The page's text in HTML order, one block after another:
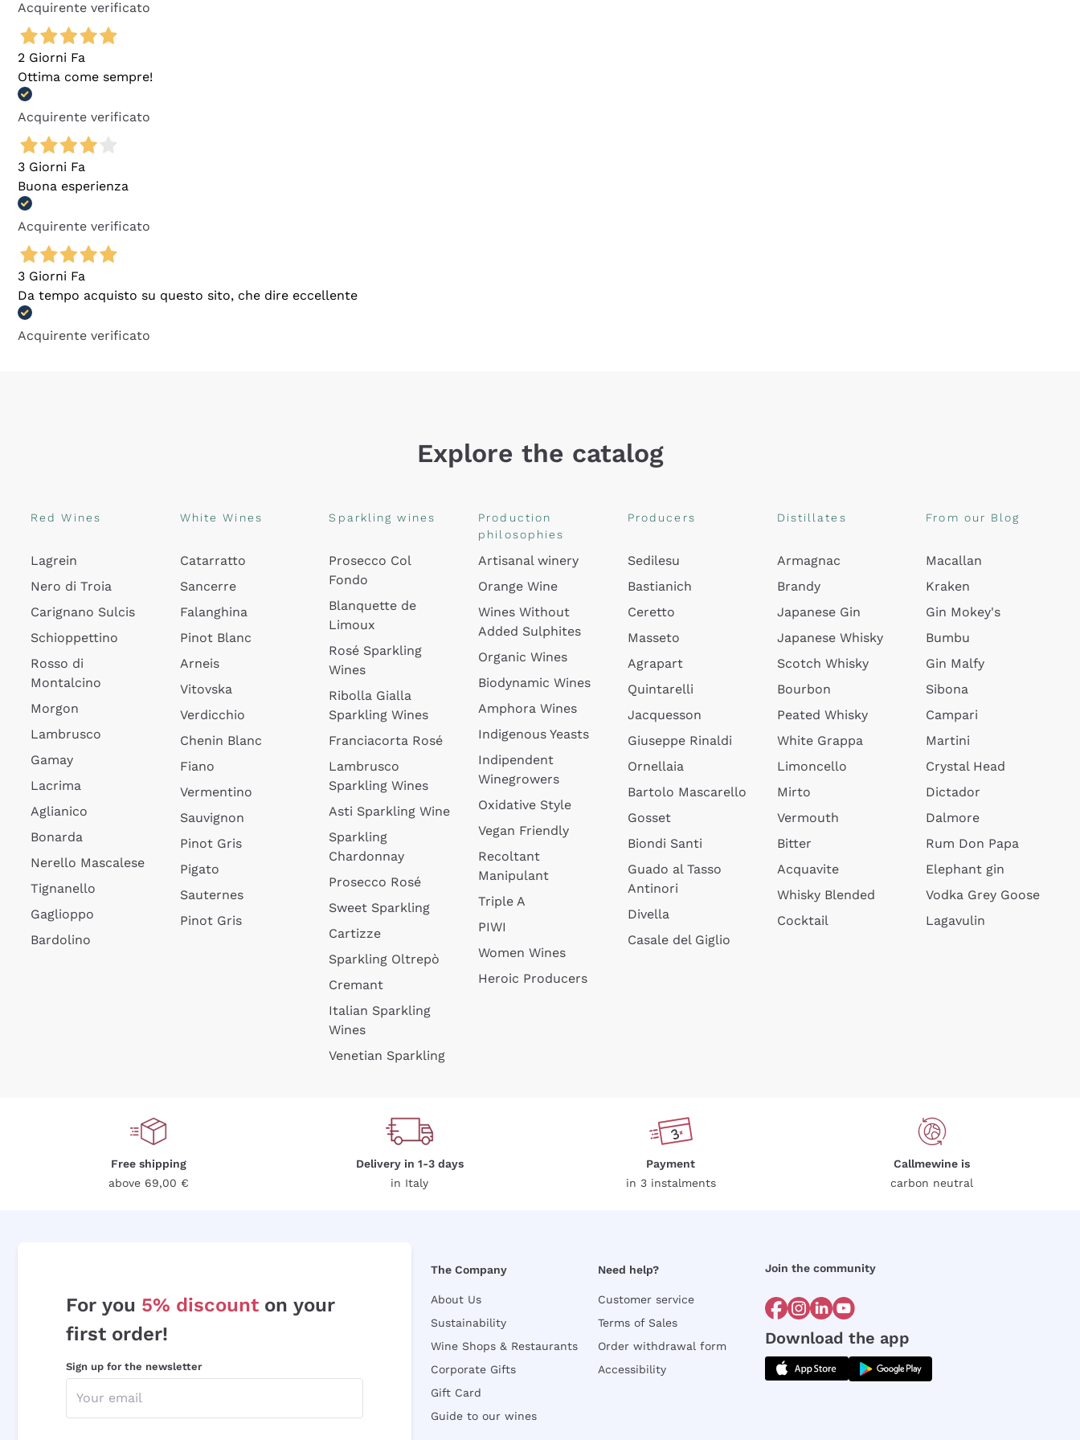
Acquirente verificato
2 Giorni Fa
Ottima come sempre!
Acquirente verificato
3 Giorni Fa
Buona esperienza
Acquirente verificato
3 Giorni Fa
Da tempo acquisto su questo sito, che dire eccellente
Acquirente verificato
Explore the catalog
Red Wines
Lagrein
Nero di Troia
Carignano Sulcis
Schioppettino
Rosso di
Montalcino
Morgon
Lambrusco
Gamay
Lacrima
Aglianico
Bonarda
Nerello Mascalese
Tignanello
Gaglioppo
Bardolino
White Wines
Catarratto
Sancerre
Falanghina
Pinot Blanc
Arneis
Vitovska
Verdicchio
Chenin Blanc
Fiano
Vermentino
Sauvignon
Pinot Gris
Pigato
Sauternes
Pinot Gris
Sparkling wines
Prosecco Col
Fondo
Blanquette de
Limoux
Rosé Sparkling
Wines
Ribolla Gialla
Sparkling Wines
Franciacorta Rosé
Lambrusco
Sparkling Wines
Asti Sparkling Wine
Sparkling
Chardonnay
Prosecco Rosé
Sweet Sparkling
Cartizze
Sparkling Oltrepò
Cremant
Italian Sparkling
Wines
Venetian Sparkling
Production
philosophies
Artisanal winery
Orange Wine
Wines Without
Added Sulphites
Organic Wines
Biodynamic Wines
Amphora Wines
Indigenous Yeasts
Indipendent
Winegrowers
Oxidative Style
Vegan Friendly
Recoltant
Manipulant
Triple A
PIWI
Women Wines
Heroic Producers
Producers
Sedilesu
Bastianich
Ceretto
Masseto
Agrapart
Quintarelli
Jacquesson
Giuseppe Rinaldi
Ornellaia
Bartolo Mascarello
Gosset
Biondi Santi
Guado al Tasso
Antinori
Divella
Casale del Giglio
Distillates
Armagnac
Brandy
Japanese Gin
Japanese Whisky
Scotch Whisky
Bourbon
Peated Whisky
White Grappa
Limoncello
Mirto
Vermouth
Bitter
Acquavite
Whisky Blended
Cocktail
From our Blog
Macallan
Kraken
Gin Mokey's
Bumbu
Gin Malfy
Sibona
Campari
Martini
Crystal Head
Dictador
Dalmore
Rum Don Papa
Elephant gin
Vodka Grey Goose
Lagavulin
Free shipping
above 69,00 €
Delivery in 1-3 days
in Italy
Payment
in 3 instalments
Callmewine is
carbon neutral
For you 5% discount on your
first order!
Sign up for the newsletter
The Company
About Us
Sustainability
Wine Shops & Restaurants
Corporate Gifts
Gift Card
Guide to our wines
Need help?
Customer service
Terms of Sales
Order withdrawal form
Accessibility
Join the community
Download the app